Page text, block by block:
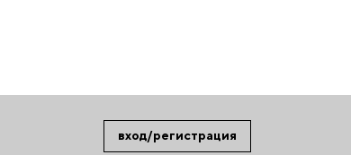
вход/регистрация